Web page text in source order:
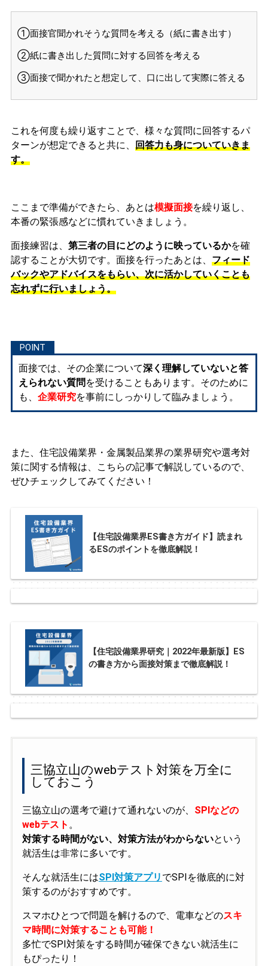
①面接官聞かれそうな質問を考える（紙に書き出す）
②紙に書き出した質問に対する回答を考える
③面接で聞かれたと想定して、口に出して実際に答える
これを何度も繰り返すことで、様々な質問に回答するパ
ターンが想定できると共に、 回答力も身についていきま
す。
ここまで準備ができたら、あとは模擬面接を繰り返し、
本番の緊張感などに慣れていきましょう。
面接練習は、 第三者の目にどのように映っているかを確
認することが大切です。面接を行ったあとは、 フィード
バックやアドバイスをもらい、次に活かしていくことも
忘れずに行いましょう。
面接では、その企業について深く理解していないと答
えられない質問 を受けることもあります。そのために
も、 企業研究を事前にしっかりして臨みましょう。
また、住宅設備業界・金属製品業界の業界研究や選考対
策に関する情報は、こちらの記事で解説しているので、
ぜひチェックしてみてください！
【住宅設備業界ES書き方ガイド】読まれ
るESのポイントを徹底解説！
【住宅設備業界研究｜2022年最新版】ES
の書き方から面接対策まで徹底解説！
三協立山のwebテスト対策を万全に
しておこう
三協立山の選考で避けて通れないのが、 SPIなどの
webテスト 。
対策する時間がない、対策方法がわからないという
就活生は非常に多いです。
そんな就活生にはSPI対策アプリ でSPIを徹底的に対
策するのがおすすめです。
スマホひとつで問題を解けるので、電車などのスキ
マ時間に対策することも可能！
多忙でSPI対策をする時間が確保できない就活生に
もぴったり！